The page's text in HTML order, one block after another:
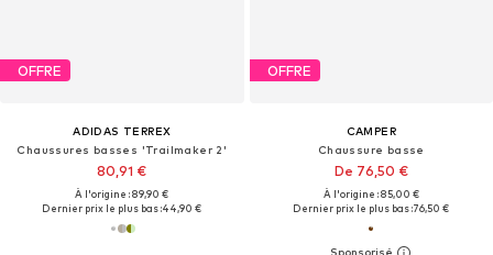
OFFRE
ADIDAS TERREX
Chaussures basses 'Trailmaker 2'
80,91 €
À l'origine : 89,90 €
Dernier prix le plus bas :44,90 €
OFFRE
CAMPER
Chaussure basse
De 76,50 €
À l'origine : 85,00 €
Dernier prix le plus bas :76,50 €